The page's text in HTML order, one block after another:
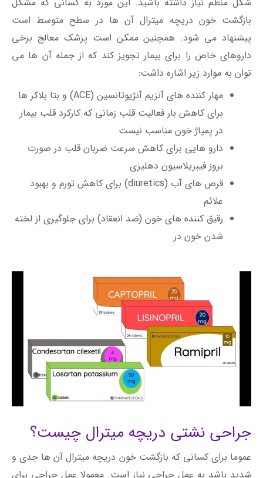
بازگشت خون دریچه میترال آن ها در سطح متوسط است
پیشنهاد می شود. همچنین ممکن است پزشک معالج برخی
داروهای خاص را برای بیمار تجویز کند که از جمله آن ها می
توان به موارد زیر اشاره داشت:
مهار کننده های آنزیم آنژیوتانسین (ACE) و بتا بلاکر ها
برای کاهش بار فعالیت قلب زمانی که کارکرد قلب بیمار
در پمپاژ خون مناسب نیست
دارو هایی برای کاهش سرعت ضربان قلب در صورت
بروز فیبریلاسیون دهلیزی
قرص های آب (diuretics) برای کاهش تورم و بهبود
علائم
رقیق کننده های خون (ضد انعقاد) برای جلوگیری از لخته
شدن خون در
جراحی نشتی دریچه میترال چیست؟
عموما برای کسانی که بازگشت خون دریچه میترال آن ها جدی و
شدید باشد به عمل جراحی نیاز است. معمولا عمل جراحی برای